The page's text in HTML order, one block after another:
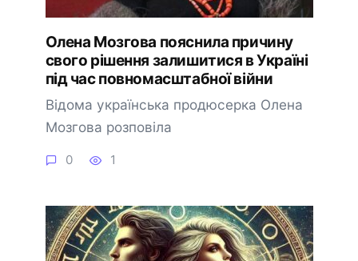
Олена Мозгова пояснила причину
свого рішення залишитися в Україні
під час повномасштабної війни
Відома українська продюсерка Олена
Мозгова розповіла
0 1